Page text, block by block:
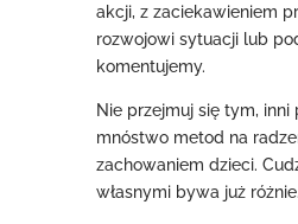
akcji, z zaciekawieniem
rozwojowi sytuacji lub
komentujemy.
Nie przejmuj się tym, inni
mnóstwo metod na
zachowaniem dzieci.
własnymi bywa już różnie.